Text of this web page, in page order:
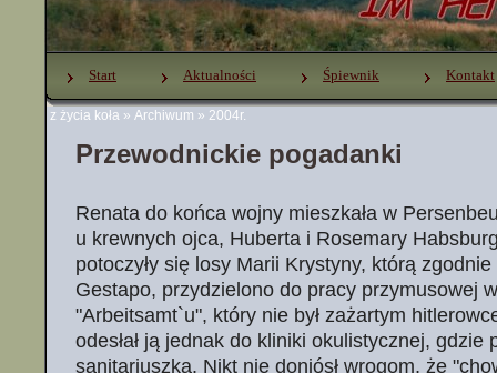
z życia koła » Archiwum » 2004r.
Start Aktualności Śpiewnik Kontakt
Przewodnickie pogadanki
Renata do końca wojny mieszkała w
u krewnych ojca, Huberta i Rosemary
potoczyły się losy Marii Krystyny, którą
Gestapo, przydzielono do pracy przymusowej
"Arbeitsamt`u", który nie był zażartym
odesłał ją jednak do kliniki okulistycznej, gdzie
sanitariuszka. Nikt nie doniósł wrogom, że